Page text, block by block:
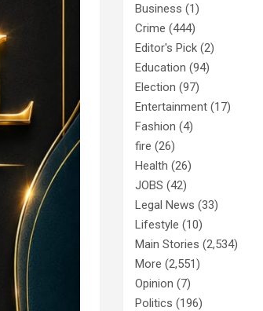
Business (1)
Crime (444)
Editor's Pick (2)
Education (94)
Election (97)
Entertainment (17)
Fashion (4)
fire (26)
Health (26)
JOBS (42)
Legal News (33)
Lifestyle (10)
Main Stories (2,534)
More (2,551)
Opinion (7)
Politics (196)